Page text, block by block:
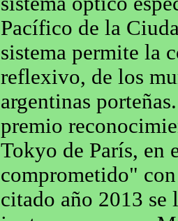
Pacífico de la
sistema permite la
reflexivo, de los
argentinas
premio
Tokyo de París, en
comprometido"
citado año 2013